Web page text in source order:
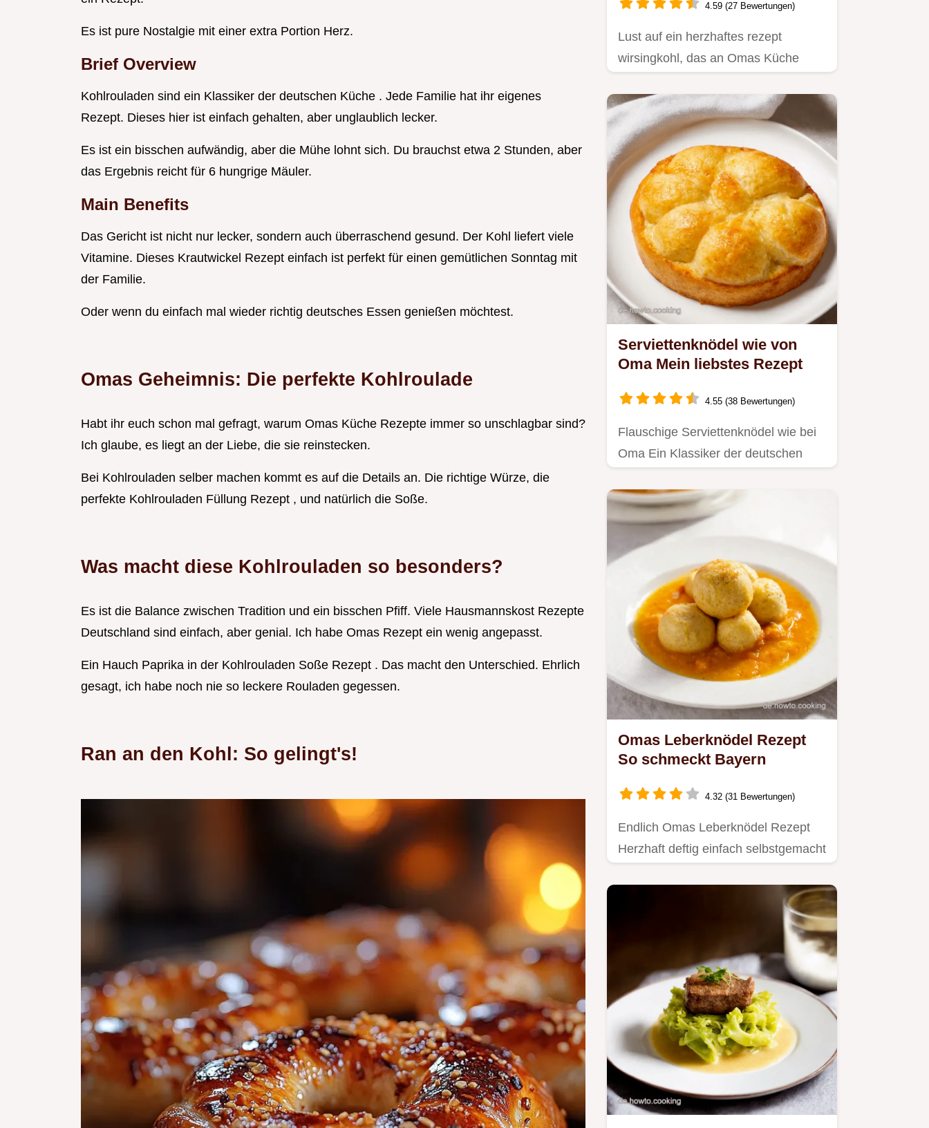
Es ist pure Nostalgie mit einer extra Portion Herz.
Brief Overview
Kohlrouladen sind ein Klassiker der deutschen Küche . Jede Familie hat ihr eigenes
Rezept. Dieses hier ist einfach gehalten, aber unglaublich lecker.
Es ist ein bisschen aufwändig, aber die Mühe lohnt sich. Du brauchst etwa 2 Stunden, aber
das Ergebnis reicht für 6 hungrige Mäuler.
Main Benefits
Das Gericht ist nicht nur lecker, sondern auch überraschend gesund. Der Kohl liefert viele
Vitamine. Dieses Krautwickel Rezept einfach ist perfekt für einen gemütlichen Sonntag mit
der Familie.
Oder wenn du einfach mal wieder richtig deutsches Essen genießen möchtest.
Omas Geheimnis: Die perfekte Kohlroulade
Habt ihr euch schon mal gefragt, warum Omas Küche Rezepte immer so unschlagbar sind?
Ich glaube, es liegt an der Liebe, die sie reinstecken.
Bei Kohlrouladen selber machen kommt es auf die Details an. Die richtige Würze, die
perfekte Kohlrouladen Füllung Rezept , und natürlich die Soße.
Was macht diese Kohlrouladen so besonders?
Es ist die Balance zwischen Tradition und ein bisschen Pfiff. Viele Hausmannskost Rezepte
Deutschland sind einfach, aber genial. Ich habe Omas Rezept ein wenig angepasst.
Ein Hauch Paprika in der Kohlrouladen Soße Rezept . Das macht den Unterschied. Ehrlich
gesagt, ich habe noch nie so leckere Rouladen gegessen.
Ran an den Kohl: So gelingt's!
4.59 (27 Bewertungen)
Lust auf ein herzhaftes rezept
wirsingkohl, das an Omas Küche
Serviettenknödel wie von
Oma Mein liebstes Rezept
4.55 (38 Bewertungen)
Flauschige Serviettenknödel wie bei
Oma Ein Klassiker der deutschen
Omas Leberknödel Rezept
So schmeckt Bayern
4.32 (31 Bewertungen)
Endlich Omas Leberknödel Rezept
Herzhaft deftig einfach selbstgemacht